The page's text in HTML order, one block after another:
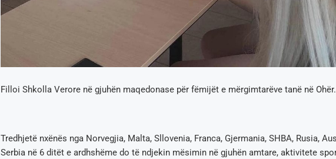
Filloi Shkolla Verore në gjuhën maqedonase për fëmijët e mërgimtarëve tanë në Ohër.
Tredhjetë nxënës nga Norvegjia, Malta, Sllovenia, Franca, Gjermania, SHBA, Rusia,
Serbia në 6 ditët e ardhshëme do të ndjekin mësimin në gjuhën amtare, aktivitete